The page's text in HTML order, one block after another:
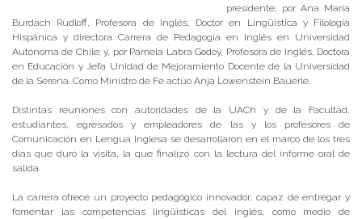
presidente, por Ana María
Burdach Rudloff, Profesora de Inglés, Doctor en Lingüística y Filología
Hispánica y directora Carrera de Pedagogía en Inglés en Universidad
Autónoma de Chile; y, por Pamela Labra Godoy, Profesora de Inglés, Doctora
en Educación y Jefa Unidad de Mejoramiento Docente de la Universidad
de la Serena. Como Ministro de Fe actúo Anja Lowenstein Bauerle.
Distintas reuniones con autoridades de la UACh y de la Facultad,
estudiantes, egresados y empleadores de las y los profesores de
Comunicación en Lengua Inglesa se desarrollaron en el marco de los tres
días que duró la visita, la que finalizó con la lectura del informe oral de
salida.
La carrera ofrece un proyecto pedagógico innovador, capaz de entregar y
fomentar las competencias lingüísticas del inglés, como medio de